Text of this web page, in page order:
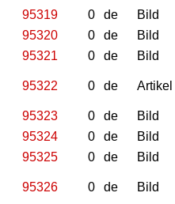
95319
0 de Bild
95320
0 de Bild
95321
0 de Bild
95322 0 de Artikel
95323
0 de Bild
95324
0 de Bild
95325
0 de Bild
95326 0 de Bild